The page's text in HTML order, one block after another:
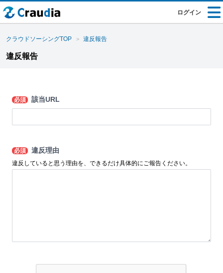
ログイン
クラウドソーシングTOP 違反報告
違反報告
必須 該当URL
必須 違反理由
違反していると思う理由を、できるだけ具体的にご報告ください。